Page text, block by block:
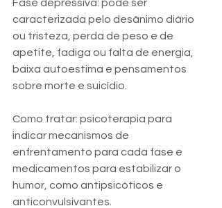
Fase depressiva: pode ser
caracterizada pelo desânimo diário
ou tristeza, perda de peso e de
apetite, fadiga ou falta de energia,
baixa autoestima e pensamentos
sobre morte e suicídio.
Como tratar: psicoterapia para
indicar mecanismos de
enfrentamento para cada fase e
medicamentos para estabilizar o
humor, como antipsicóticos e
anticonvulsivantes.